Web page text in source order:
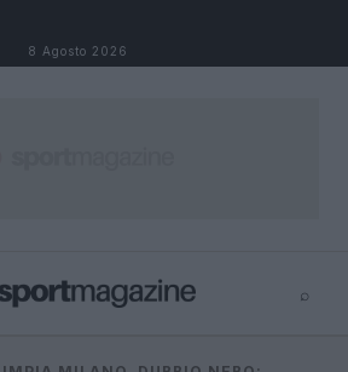
8 Agosto 2026
⌕